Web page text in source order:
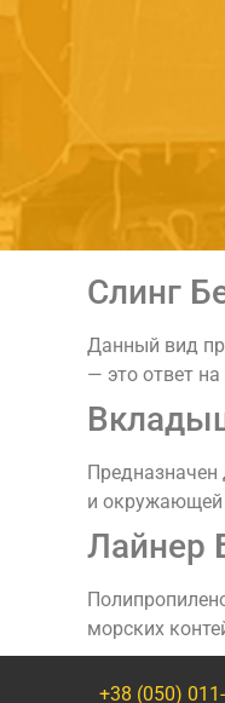
Слинг
Данный вид
— это ответ
Предназначен
и окружающей
Лайнер
морских
+38 (050)